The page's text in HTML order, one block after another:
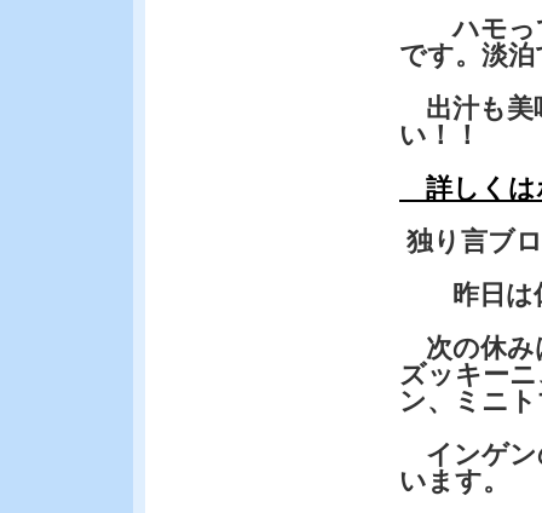
ハモっ
です。淡
出汁も美
い！！
詳しくは
独り言ブ
昨日は
次の休み
ズッキー
ン、ミニ
インゲン
います。